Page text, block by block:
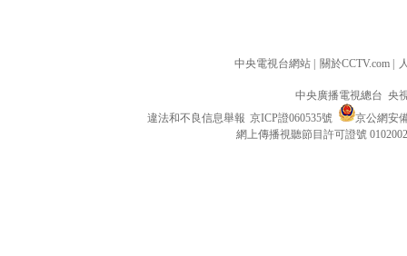
中央電視台網站 關於CCTV.com
中央廣播電視總台 央
違法和不良信息舉報 京ICP證060535號
京公網安
網上傳播視聽節目許可證號